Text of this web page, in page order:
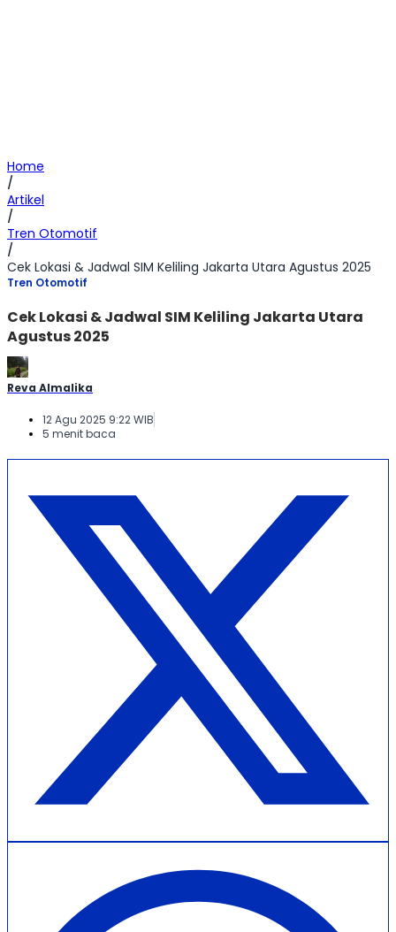
Home
/
Artikel
/
Tren Otomotif
/
Cek Lokasi & Jadwal SIM Keliling Jakarta Utara Agustus 2025
Tren Otomotif
Cek Lokasi & Jadwal SIM Keliling Jakarta Utara
Agustus 2025
Reva Almalika
12 Agu 2025 9:22 WIB
5 menit baca